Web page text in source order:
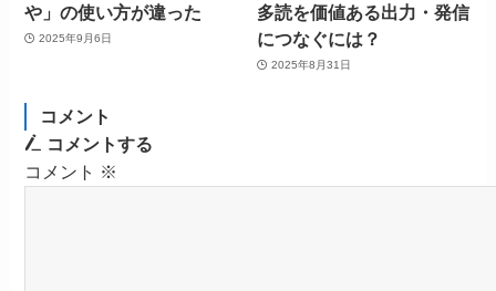
や」の使い方が違った
2025年9月6日
多読を価値ある出力・発信
につなぐには？
2025年8月31日
コメント
コメントする
コメント ※